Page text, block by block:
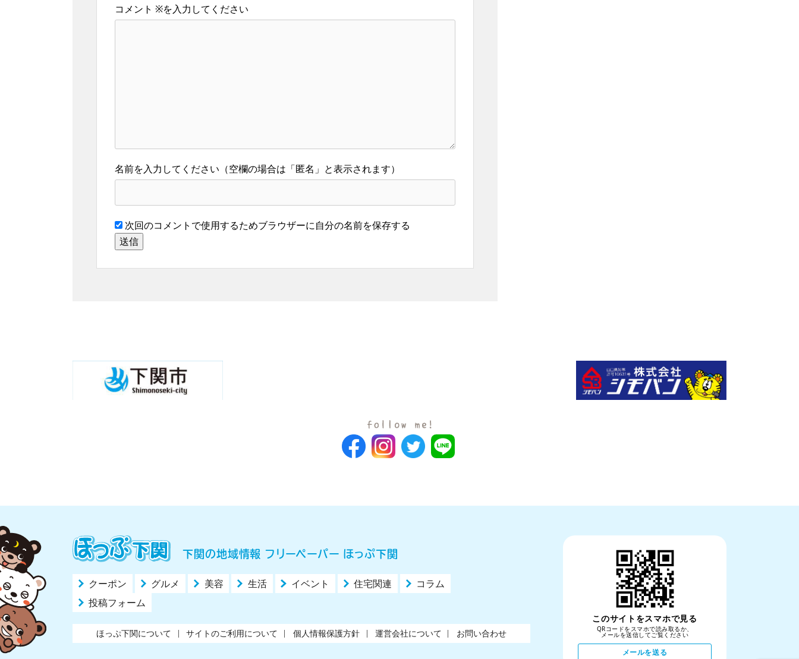
コメント ※
名前
次回のコメントで使用するためブラウザーに自分の名前を保存する
下関の地域情報 フリーペーパー ほっぷ下関
クーポン グルメ 美容 生活 イベント 住宅関連
コラム
投稿フォーム
ほっぷ下関について サイトのご利用について 個人情報保護方針 運営会社について お問い合わせ
このサイトをスマホで見る
QRコードをスマホで読み取るか、
メールを送信してご覧ください
メールを送る